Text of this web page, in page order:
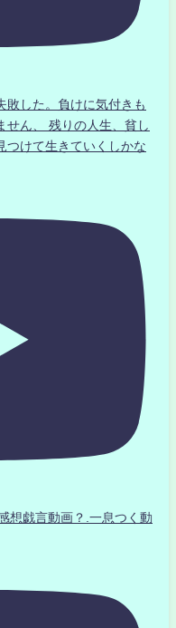
敗した。負けに気付きも
ん、 残りの人生、貧し
つけて生きていくしかな
戯言動画？.一息つく動